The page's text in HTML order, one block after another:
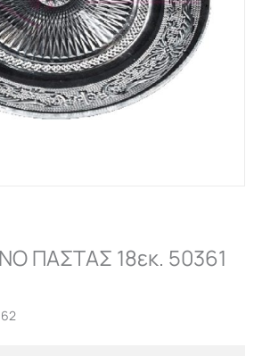
ΠΑΣΤΑΣ 18εκ. 50361